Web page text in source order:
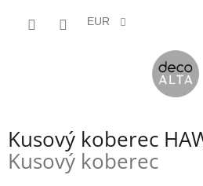
EUR
Kusový koberec
Kusový koberec